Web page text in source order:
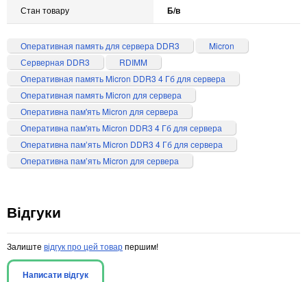
Стан товару Б/в
Оперативная память для сервера DDR3
Micron
Серверная DDR3
RDIMM
Оперативная память Micron DDR3 4 Гб для сервера
Оперативная память Micron для сервера
Оперативна пам'ять Micron для сервера
Оперативна пам'ять Micron DDR3 4 Гб для сервера
Оперативна памʼять Micron DDR3 4 Гб для сервера
Оперативна памʼять Micron для сервера
Відгуки
Залиште відгук про цей товарпершим!
Написати відгук